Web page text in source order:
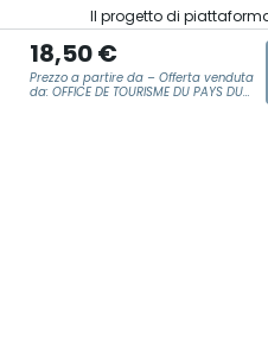
18,50 €
Prezzo a partire da – Offerta venduta
da: OFFICE DE TOURISME DU PAYS DU
Il progetto di
commercializzazione delle
ed enoturistiche del Grand
nell’ambito della risposta
da